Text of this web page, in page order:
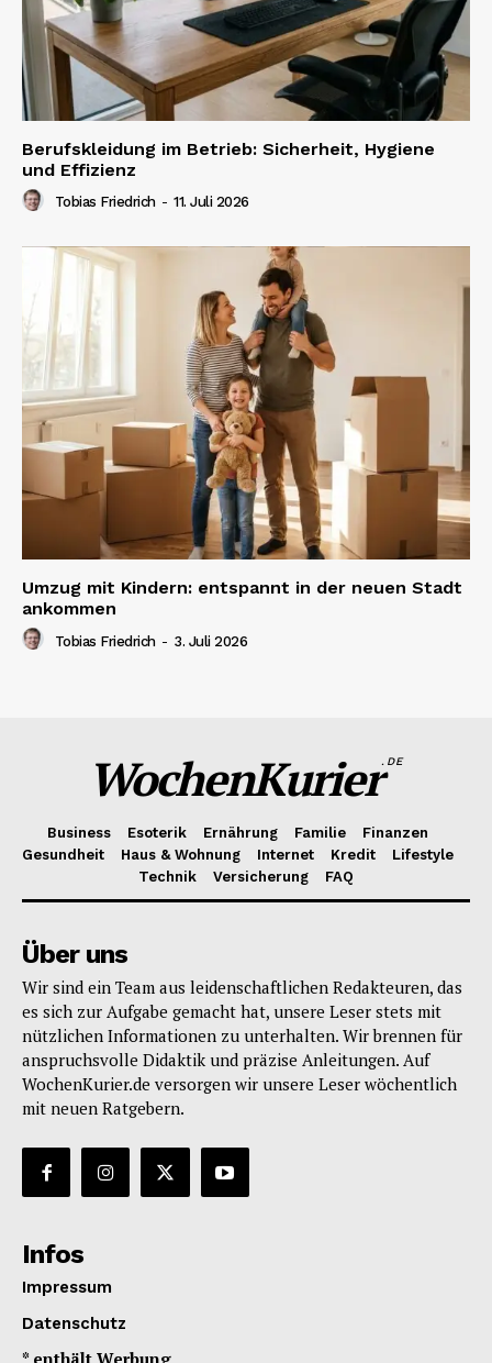
Berufskleidung im Betrieb: Sicherheit, Hygiene
und Effizienz
Tobias Friedrich - 11. Juli 2026
Umzug mit Kindern: entspannt in der neuen Stadt
ankommen
Tobias Friedrich - 3. Juli 2026
WochenKurier.DE
Business Esoterik Ernährung Familie
Finanzen
Gesundheit
Haus & Wohnung Internet Kredit
Lifestyle
Technik
Versicherung FAQ
Über uns
Wir sind ein Team aus leidenschaftlichen Redakteuren, das
es sich zur Aufgabe gemacht hat, unsere Leser stets mit
nützlichen Informationen zu unterhalten. Wir brennen für
anspruchsvolle Didaktik und präzise Anleitungen. Auf
WochenKurier.de versorgen wir unsere Leser wöchentlich
mit neuen Ratgebern.
Infos
Impressum
Datenschutz
* enthält Werbung